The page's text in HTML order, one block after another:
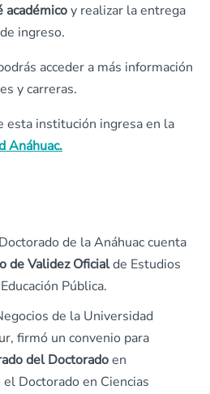
y realizar la entrega
ingreso.
acceder a más información
y carreras.
esta institución ingresa en la
Anáhuac.
de la Anáhuac cuenta
de Validez Oficialde Estudios
Pública.
de la Universidad
firmó un convenio para
del Doctoradoen
Doctorado en Ciencias